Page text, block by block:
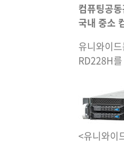
컴퓨팅공
국내 중소
유니와이
RD228H
<유니와이